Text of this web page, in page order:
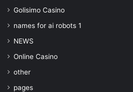
Golisimo Casino
names for ai robots 1
NEWS
Online Casino
other
pages